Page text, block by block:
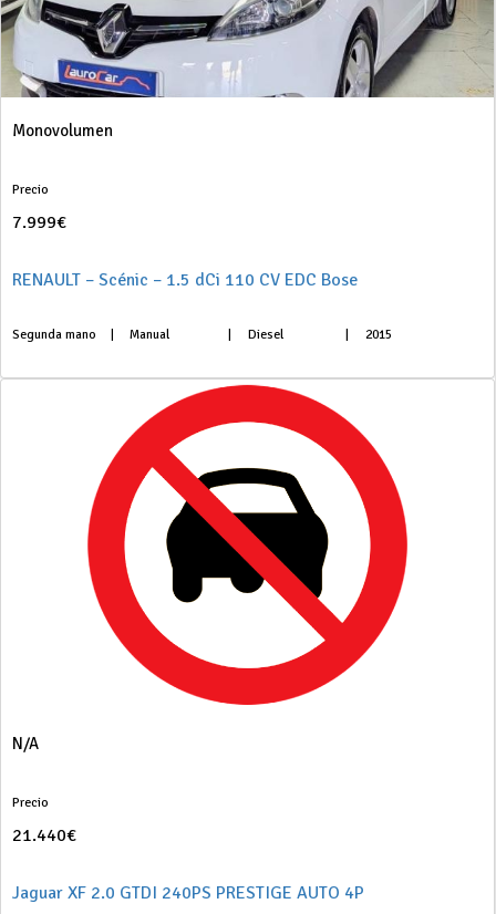
Monovolumen
Precio
7.999€
RENAULT – Scénic – 1.5 dCi 110 CV EDC Bose
Segunda mano Manual Diesel 2015
N/A
Precio
21.440€
Jaguar XF 2.0 GTDI 240PS PRESTIGE AUTO 4P